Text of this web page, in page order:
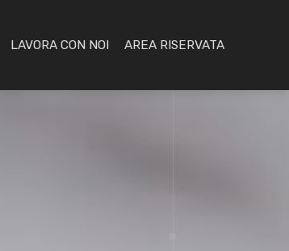
LAVORA CON NOI AREA RISERVATA